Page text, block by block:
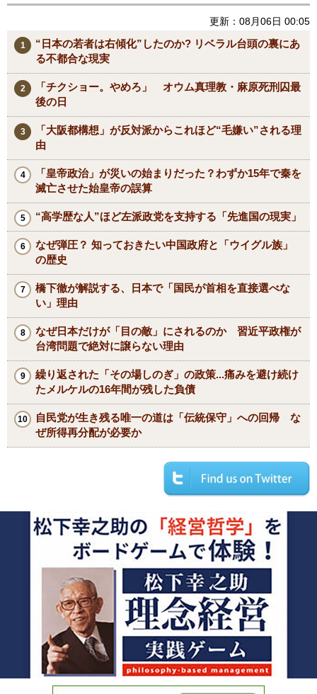
更新：08月06日 00:05
“日本の若者は右傾化”したのか? リベラル台頭の裏にあ
る不都合な現実
「チクショー。やめろ」 オウム真理教・麻原死刑囚最
後の日
「大阪都構想」が反対派からこれほど“毛嫌い”される理
由
「皇帝政治」が災いの始まりだった？わずか15年で秦を
滅亡させた始皇帝の誤算
“高学歴な人”ほど左派政党を支持する「先進国の現実」
なぜ弾圧？ 知っておきたい中国政府と「ウイグル族」
の歴史
橋下徹が解説する、日本で「国民が首相を直接選べな
い」理由
なぜ日本だけが「目の敵」にされるのか 習近平政権が
台湾問題で絶対に譲らない理由
繰り返された「その場しのぎ」の政策...痛みを避け続け
たメルケルの16年間が残した負債
自民党が生き残る唯一の道は「伝統保守」への回帰 な
ぜ所得再分配が必要か